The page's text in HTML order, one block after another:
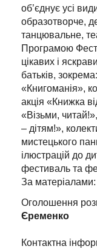
об’єднує усі
образотворче,
танцювальне,
Програмою
цікавих і
батьків,
«Книгоманія»,
акція «Книжка
«Візьми,
– дітям!»,
мистецького
ілюстрацій до
фестиваль та
За
Оголошення
Єременко
Контактна